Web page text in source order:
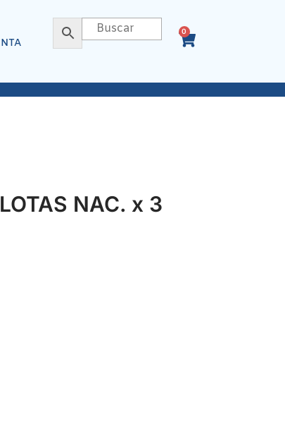
0
NAC. x 3